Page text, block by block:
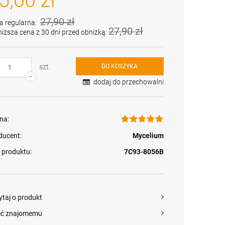
25,90 zł
regularna: 27,90 zł
cena z 30 dni przed obniżką:27,90 zł
-
szt.
DO KOSZYKA
dodaj do przechowalni
Mycelium
produktu:
7C93-8056B
o produkt
znajomemu